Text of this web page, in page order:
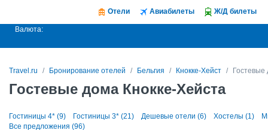
Отели Авиабилеты Ж/Д билеты
Валюта:
Travel.ru Бронирование отелей Бельгия Кнокке-Хейст Гостевые
Гостевые дома Кнокке-Хейста
Гостиницы 4* (9) Гостиницы 3* (21) Дешевые отели (6) Хостелы (1)
Все предложения (96)